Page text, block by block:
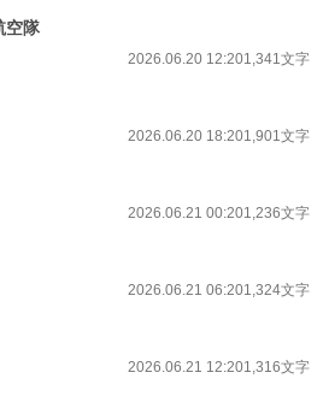
空隊
2026.06.20 12:201,341文字
2026.06.20 18:201,901文字
2026.06.21 00:201,236文字
2026.06.21 06:201,324文字
2026.06.21 12:201,316文字